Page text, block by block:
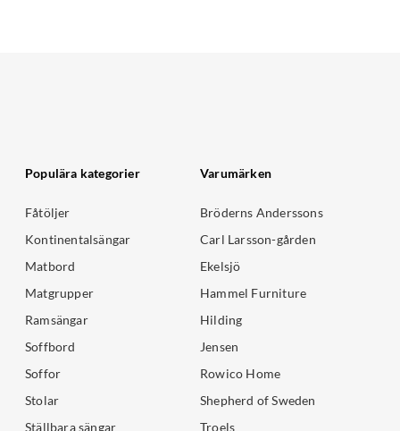
Populära kategorier
Fåtöljer
Kontinentalsängar
Matbord
Matgrupper
Ramsängar
Soffbord
Soffor
Stolar
Ställbara sängar
Varumärken
Bröderns Anderssons
Carl Larsson-gården
Ekelsjö
Hammel Furniture
Hilding
Jensen
Rowico Home
Shepherd of Sweden
Troels